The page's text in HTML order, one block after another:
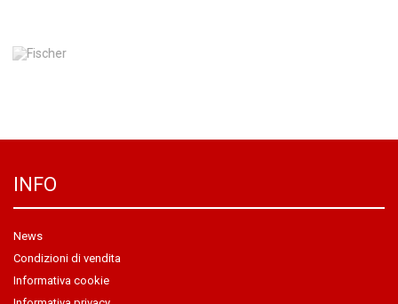
INFO
News
Condizioni di vendita
Informativa cookie